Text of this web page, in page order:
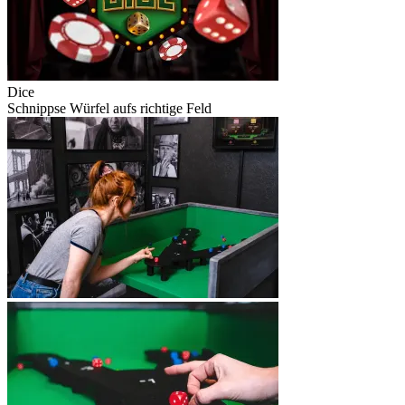
Dice
Schnippse Würfel aufs richtige Feld